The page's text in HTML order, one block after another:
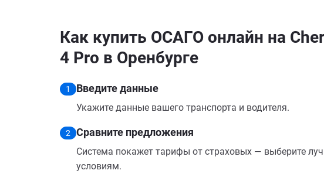
Как купить ОСАГО онлайн на
4 Pro в Оренбурге
1 Введите данные
Укажите данные вашего транспорта и водителя.
2 Сравните предложения
Система покажет тарифы от страховых — выберите
условиям.